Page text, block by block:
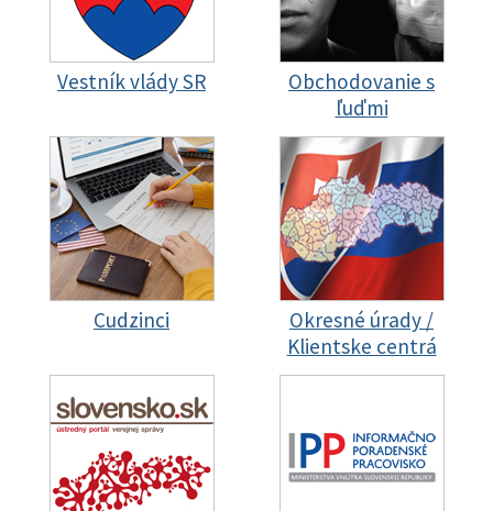
Vestník vlády SR
Obchodovanie s
ľuďmi
Cudzinci
Okresné úrady /
Klientske centrá